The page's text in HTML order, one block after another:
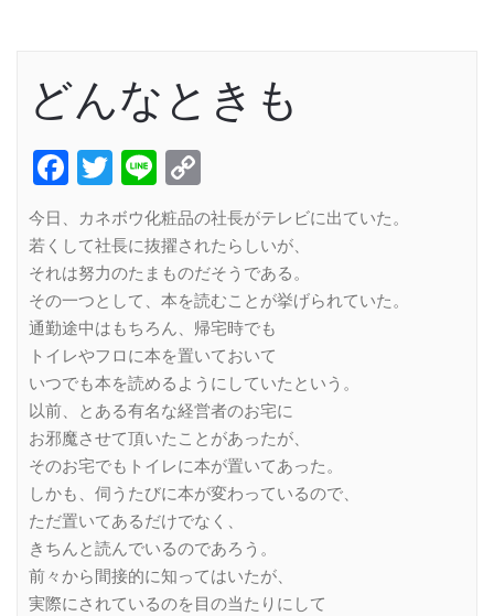
どんなときも
Facebook
Twitter
Line
Link
今日、カネボウ化粧品の社長がテレビに出ていた。
若くして社長に抜擢されたらしいが、
それは努力のたまものだそうである。
その一つとして、本を読むことが挙げられていた。
通勤途中はもちろん、帰宅時でも
トイレやフロに本を置いておいて
いつでも本を読めるようにしていたという。
以前、とある有名な経営者のお宅に
お邪魔させて頂いたことがあったが、
そのお宅でもトイレに本が置いてあった。
しかも、伺うたびに本が変わっているので、
ただ置いてあるだけでなく、
きちんと読んでいるのであろう。
前々から間接的に知ってはいたが、
実際にされているのを目の当たりにして